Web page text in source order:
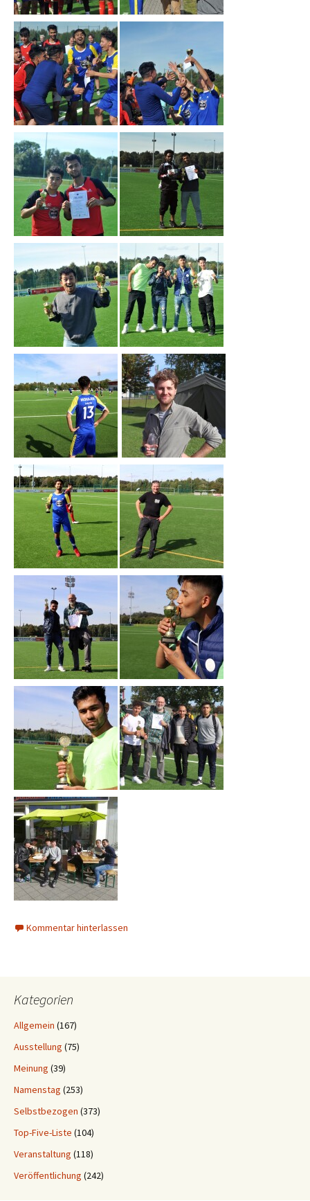
Kommentar hinterlassen
Kategorien
Allgemein (167)
Ausstellung (75)
Meinung (39)
Namenstag (253)
Selbstbezogen (373)
Top-Five-Liste (104)
Veranstaltung (118)
Veröffentlichung (242)